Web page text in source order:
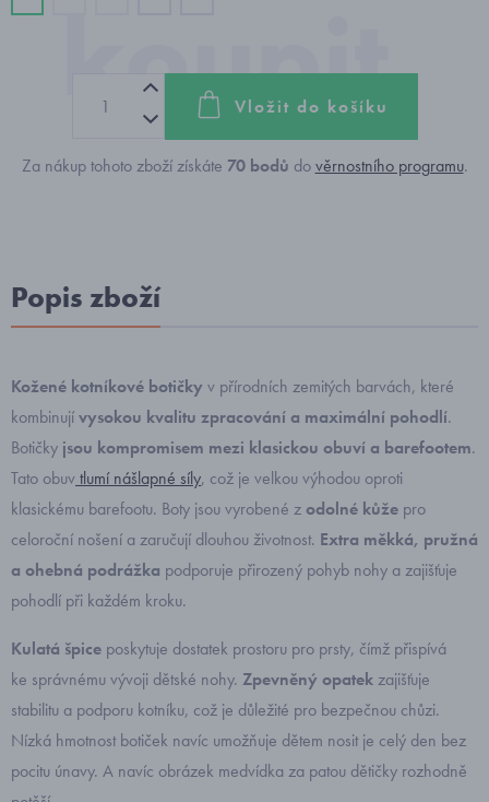
Vložit do košíku
Za nákup tohoto zboží získáte 70bodů dověrnostního programu.
Popis zboží
Kožené kotníkové botičky v přírodních zemitých barvách, které
kombinujívysokou kvalitu zpracování a maximální pohodlí.
Botičky jsou kompromisem mezi klasickou obuví a barefootem.
Tato obuvtlumí nášlapné síly, což je velkou výhodou oproti
klasickému barefootu. Boty jsou vyrobené zodolné kůže pro
celoroční nošení a zaručují dlouhou životnost. Extra měkká, pružná
a ohebná podrážka podporuje přirozený pohyb nohy a zajišťuje
pohodlí při každém kroku.
Kulatá špice poskytuje dostatek prostoru pro prsty, čímž přispívá
ke správnému vývoji dětské nohy. Zpevněný opatekzajišťuje
stabilitu a podporu kotníku, což je důležité pro bezpečnou chůzi.
Nízká hmotnost botiček navíc umožňuje dětem nosit je celý den bez
pocitu únavy. A navíc obrázek medvídka za patou dětičky rozhodně